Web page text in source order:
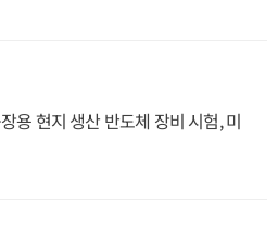
용 현지 생산 반도체 장비 시험, 미